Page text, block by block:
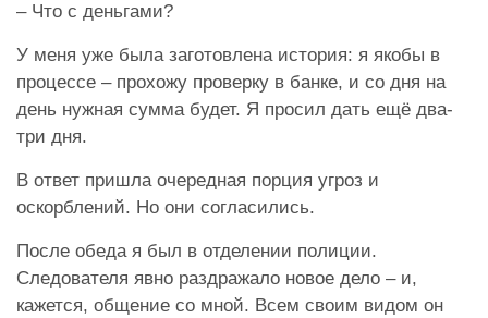
– Что с деньгами?
У меня уже была заготовлена история: я якобы в
процессе – прохожу проверку в банке, и со дня на
день нужная сумма будет. Я просил дать ещё два-
три дня.
В ответ пришла очередная порция угроз и
оскорблений. Но они согласились.
После обеда я был в отделении полиции.
Следователя явно раздражало новое дело – и,
кажется, общение со мной. Всем своим видом он